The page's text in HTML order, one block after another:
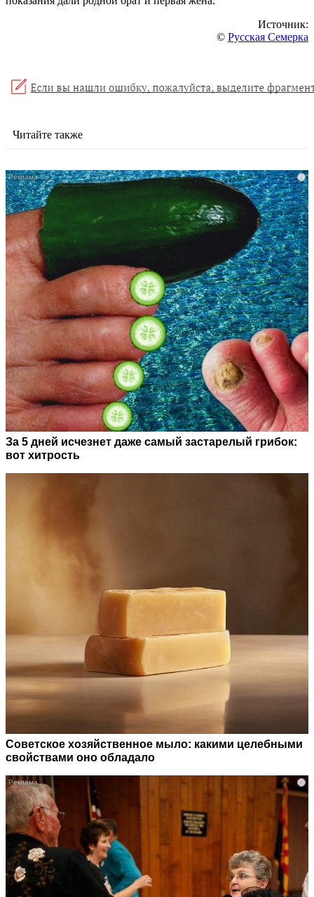
Источник:
© Русская Семерка
Читайте также
i
За 5 дней исчезнет даже самый застарелый грибок:
вот хитрость
Советское хозяйственное мыло: какими целебными
свойствами оно обладало
i